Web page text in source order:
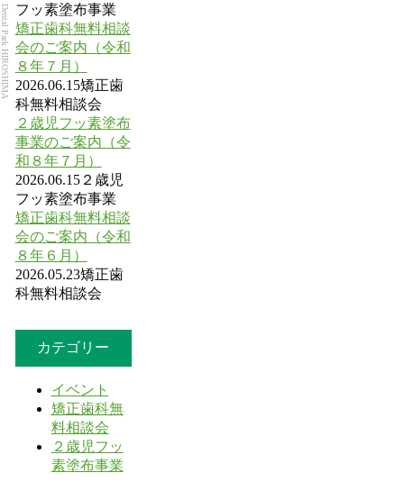
Dental Park HIROSHIMA フッ素塗布事業
矯正歯科無料相談
会のご案内（令和
８年７月）
2026.06.15矯正歯
科無料相談会
２歳児フッ素塗布
事業のご案内（令
和８年７月）
2026.06.15２歳児
フッ素塗布事業
矯正歯科無料相談
会のご案内（令和
８年６月）
2026.05.23矯正歯
科無料相談会
カテゴリー
イベント
矯正歯科無
料相談会
２歳児フッ
素塗布事業